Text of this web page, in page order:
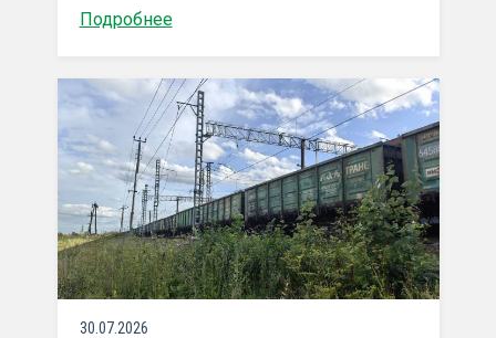
Подробнее
30.07.2026